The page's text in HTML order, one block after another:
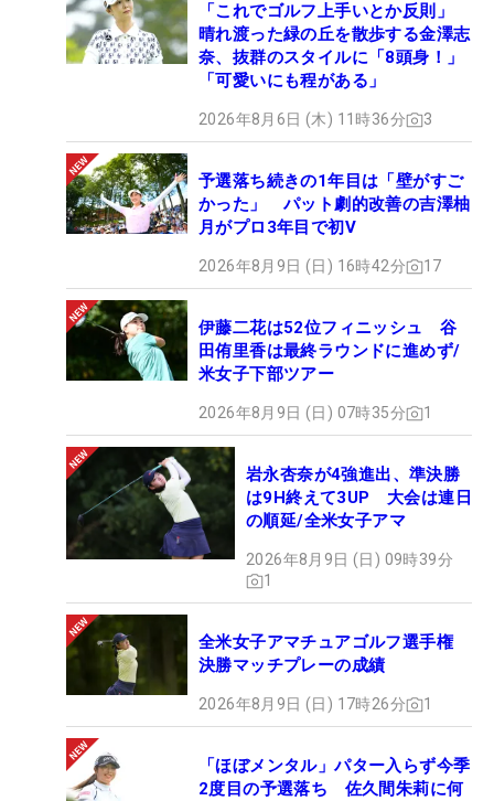
「これでゴルフ上手いとか反則」
晴れ渡った緑の丘を散歩する金澤志
奈、抜群のスタイルに「8頭身！」
「可愛いにも程がある」
2026年8月6日 (木) 11時36分 3
予選落ち続きの1年目は「壁がすご
かった」 パット劇的改善の吉澤柚
月がプロ3年目で初V
2026年8月9日 (日) 16時42分 17
伊藤二花は52位フィニッシュ 谷
田侑里香は最終ラウンドに進めず/
米女子下部ツアー
2026年8月9日 (日) 07時35分 1
岩永杏奈が4強進出、準決勝
は9H終えて3UP 大会は連日
の順延/全米女子アマ
2026年8月9日 (日) 09時39分
1
全米女子アマチュアゴルフ選手権
決勝マッチプレーの成績
2026年8月9日 (日) 17時26分 1
「ほぼメンタル」パター入らず今季
2度目の予選落ち 佐久間朱莉に何